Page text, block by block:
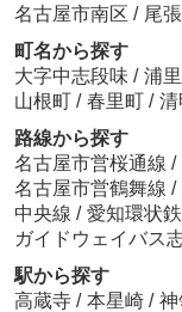
名古屋市南区 / 尾
町名から探す
大字中志段味 / 浦里
山根町 / 春里町 / 清
路線から探す
名古屋市営桜通線 /
名古屋市営鶴舞線 /
中央線 / 愛知環状
ガイドウェイバス
駅から探す
高蔵寺 / 本星崎 / 神